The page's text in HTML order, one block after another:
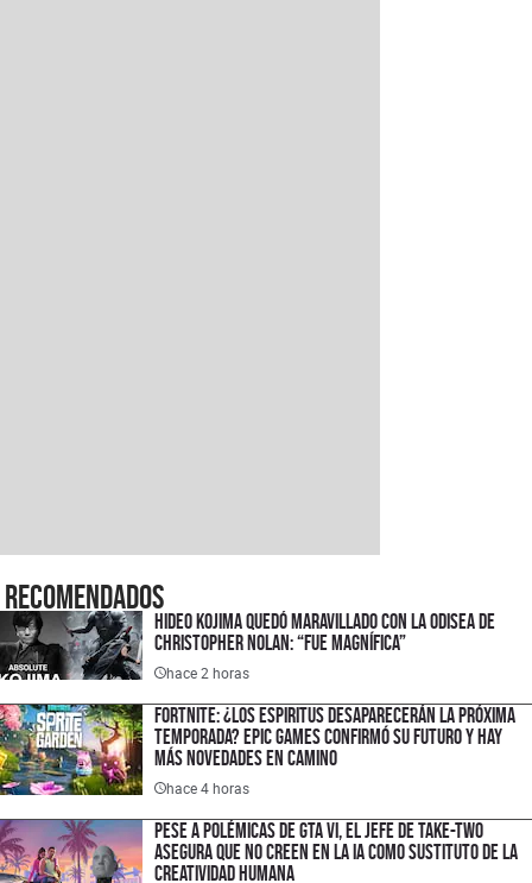
Recomendados
Hideo Kojima quedó maravillado con La Odisea de
Christopher Nolan: “Fue magnífica”
hace 2 horas
Fortnite: ¿los espiritus desaparecerán la próxima
temporada? Epic Games confirmó su futuro y hay
más novedades en camino
hace 4 horas
Pese a polémicas de GTA VI, el jefe de Take-Two
asegura que no creen en la IA como sustituto de la
creatividad humana